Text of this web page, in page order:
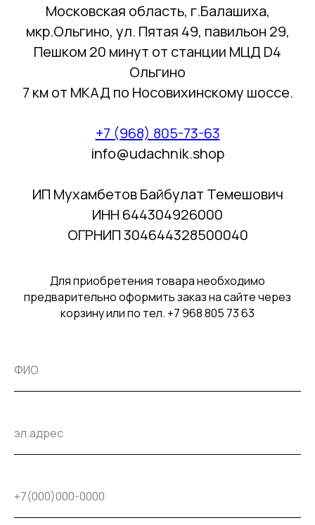
Московская область, г.Балашиха,
мкр.Ольгино, ул. Пятая 49, павильон 29,
Пешком 20 минут от станции МЦД D4
Ольгино
7 км от МКАД по Носовихинскому шоссе.
+7 (968) 805-73-63
info@udachnik.shop
ИП Мухамбетов Байбулат Темешович
ИНН 644304926000
ОГРНИП 304644328500040
Для приобретения товара необходимо
предварительно оформить заказ на сайте через
корзину или по тел. +7 968 805 73 63